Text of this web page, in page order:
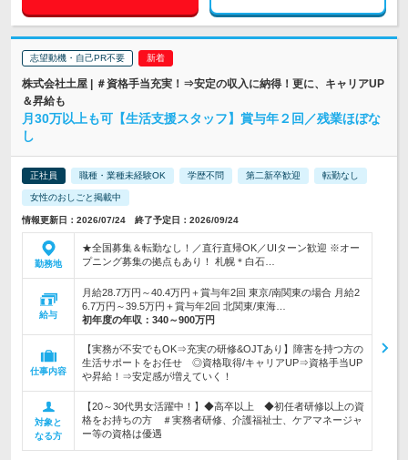
志望動機・自己PR不要
株式会社土屋 | ＃資格手当充実！⇒安定の収入に納得！更に、キャリアUP
＆昇給も
月30万以上も可【生活支援スタッフ】賞与年２回／残業ほぼな
し
正社員 職種・業種未経験OK 学歴不問 第二新卒歓迎 転勤なし
女性のおしごと掲載中
情報更新日：2026/07/24 終了予定日：2026/09/24
勤務地
★全国募集＆転勤なし！／直行直帰OK／UIターン歓迎 ※オー
プニング募集の拠点もあり！ 札幌＊白石…
給与
月給28.7万円～40.4万円＋賞与年2回 東京/南関東の場合 月給2
6.7万円～39.5万円＋賞与年2回 北関東/東海…
初年度の年収： 340～900万円
仕事内容
【実務が不安でもOK⇒充実の研修&OJTあり】障害を持つ方の
生活サポートをお任せ ◎資格取得/キャリアUP⇒資格手当UP
や昇給！⇒安定感が増えていく！
対象と
なる方
【20～30代男女活躍中！】◆高卒以上 ◆初任者研修以上の資
格をお持ちの方 ＃実務者研修、介護福祉士、ケアマネージャ
ー等の資格は優遇